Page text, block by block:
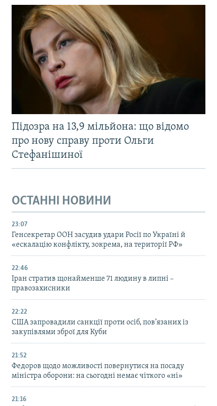
Підозра на 13,9 мільйона: що відомо
про нову справу проти Ольги
Стефанішиної
ОСТАННІ НОВИНИ
23:07
Генсекретар ООН засудив удари Росії по Україні й
«ескалацію конфлікту, зокрема, на території РФ»
22:46
Іран стратив щонайменше 71 людину в липні –
правозахисники
22:22
США запровадили санкції проти осіб, пов’язаних із
закупівлями зброї для Куби
21:52
Федоров щодо можливості повернутися на посаду
міністра оборони: на сьогодні немає чіткого «ні»
21:16